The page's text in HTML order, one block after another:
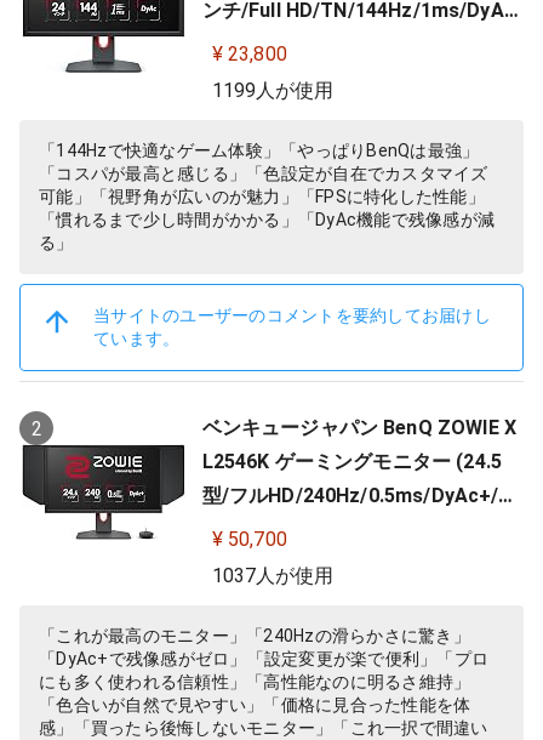
ンチ/Full HD/TN/144Hz/1ms/DyAc/
小さめ台座/OSDメニュー/指一本で
高さ調整)
¥ 23,800
1199人が使用
「144Hzで快適なゲーム体験」「やっぱりBenQは最強」
「コスパが最高と感じる」「色設定が自在でカスタマイズ
可能」「視野角が広いのが魅力」「FPSに特化した性能」
「慣れるまで少し時間がかかる」「DyAc機能で残像感が減
る」
当サイトのユーザーのコメントを要約してお届けし
ています。
2
ベンキュージャパン BenQ ZOWIE X
L2546K ゲーミングモニター (24.5
型/フルHD/240Hz/0.5ms/DyAc+/小
さめ台座/新筐体デザイン/新OSDメ
ニュー/新型液晶パネル採用)
¥ 50,700
1037人が使用
「これが最高のモニター」「240Hzの滑らかさに驚き」
「DyAc+で残像感がゼロ」「設定変更が楽で便利」「プロ
にも多く使われる信頼性」「高性能なのに明るさ維持」
「色合いが自然で見やすい」「価格に見合った性能を体
感」「買ったら後悔しないモニター」「これ一択で間違い